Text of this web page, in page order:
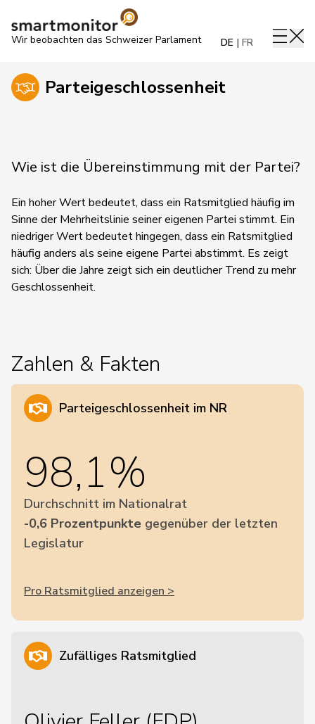
Wir beobachten das Schweizer Parlament DE FR
Parteigeschlossenheit
Wie ist die Übereinstimmung mit der Partei?
Ein hoher Wert bedeutet, dass ein Ratsmitglied häufig im
Sinne der Mehrheitslinie seiner eigenen Partei stimmt. Ein
niedriger Wert bedeutet hingegen, dass ein Ratsmitglied
häufig anders als seine eigene Partei abstimmt. Es zeigt
sich: Über die Jahre zeigt sich ein deutlicher Trend zu mehr
Geschlossenheit.
Zahlen & Fakten
Parteigeschlossenheit im NR
98,1%
Durchschnitt im Nationalrat
-0,6 Prozentpunkte gegenüber der letzten
Legislatur
Pro Ratsmitglied anzeigen >
Zufälliges Ratsmitglied